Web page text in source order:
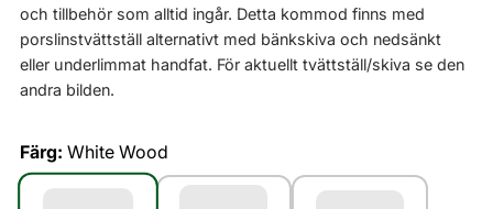
och tillbehör som alltid ingår. Detta kommod finns med
porslinstvättställ alternativt med bänkskiva och nedsänkt
eller underlimmat handfat. För aktuellt tvättställ/skiva se den
andra bilden.
Färg: White Wood